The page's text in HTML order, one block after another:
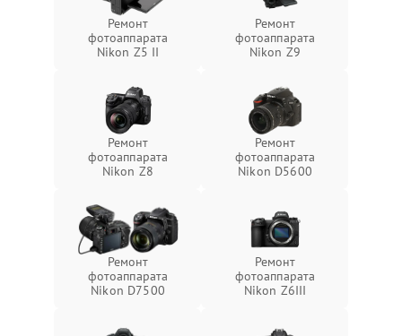
Ремонт
фотоаппарата
Nikon Z5 II
Ремонт
фотоаппарата
Nikon Z9
Ремонт
фотоаппарата
Nikon Z8
Ремонт
фотоаппарата
Nikon D5600
Ремонт
фотоаппарата
Nikon D7500
Ремонт
фотоаппарата
Nikon Z6III